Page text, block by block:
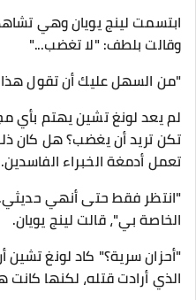
ابتسمت لينج يويان وهي
وقالت بلطف: "لا تغضب..."
"من السهل عليك أن تقول
لم يعد لونغ تشين يهتم بأي
تكن تريد أن يغضب؟ هل كان
تعمل أدمغة الخبراء الفاسدين.
"انتظر فقط حتى أنهي حديثي.
الخاصة بي"، قالت لينج يويان.
"أحزان سرية؟" كاد لونغ
الذي أرادت قتله، لكنها